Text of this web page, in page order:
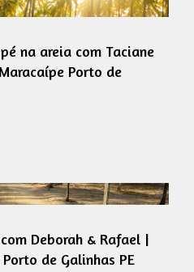
na areia com Taciane
Porto de
Deborah & Rafael |
de Galinhas PE